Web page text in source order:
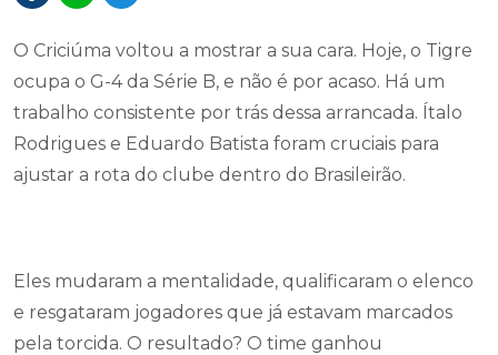
O Criciúma voltou a mostrar a sua cara. Hoje, o Tigre
ocupa o G-4 da Série B, e não é por acaso. Há um
trabalho consistente por trás dessa arrancada. Ítalo
Rodrigues e Eduardo Batista foram cruciais para
ajustar a rota do clube dentro do Brasileirão.
Eles mudaram a mentalidade, qualificaram o elenco
e resgataram jogadores que já estavam marcados
pela torcida. O resultado? O time ganhou